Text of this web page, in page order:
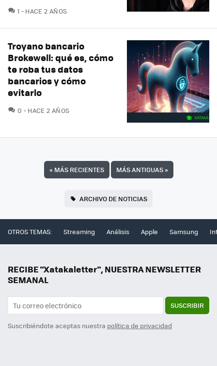
1 COMENTARIOS
HACE 2 AÑOS
Troyano bancario
Brokewell: qué es, cómo
te roba tus datos
bancarios y cómo
evitarlo
0 COMENTARIOS
HACE 2 AÑOS
« MÁS RECIENTES MÁS ANTIGUAS»
ARCHIVO DE NOTICIAS
OTROS TEMAS: Streaming Análisis Apple Samsung
RECIBE "Xatakaletter", NUESTRA NEWSLETTER
SEMANAL
SUSCRIBIR
Suscribiéndote aceptas nuestra política de privacidad